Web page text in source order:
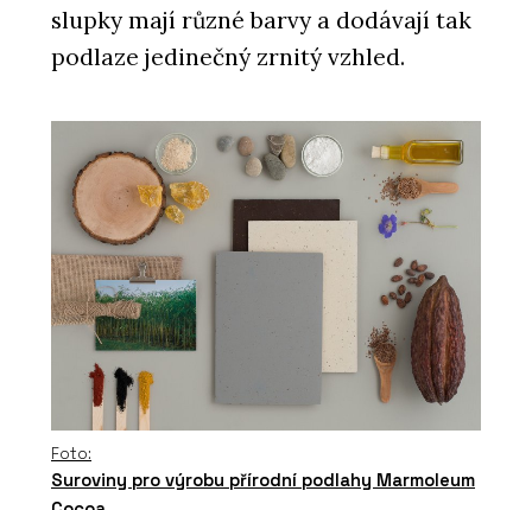
slupky mají různé barvy a dodávají tak
podlaze jedinečný zrnitý vzhled.
Foto:
Suroviny pro výrobu přírodní podlahy Marmoleum